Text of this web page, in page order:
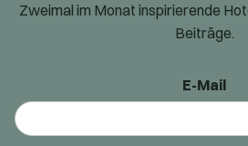
Zweimal im Monat inspirierende
Beiträge.
E-Mail